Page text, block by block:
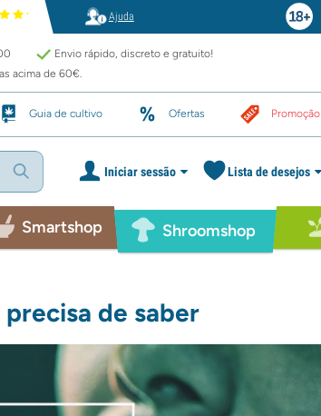
Ajuda
Envio rápido, discreto e gratuito!
acima de 60€.
Guia de cultivo Ofertas Promoção
Iniciar sessão Lista de desejos
Smartshop Shroomshop
de saber